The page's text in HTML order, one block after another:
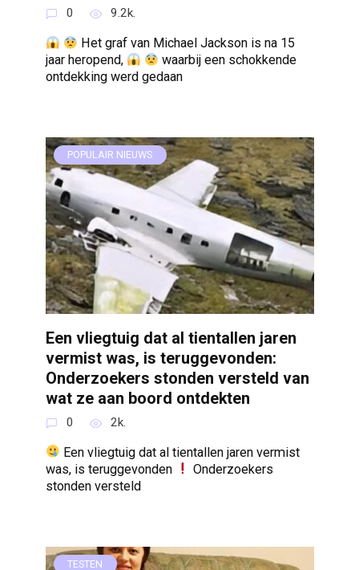
0 9.2k.
Het graf van Michael Jackson is na 15
jaar heropend,
waarbij een schokkende
ontdekking werd gedaan
POPULAIR NIEUWS
Een vliegtuig dat al tientallen jaren
vermist was, is teruggevonden:
Onderzoekers stonden versteld van
wat ze aan boord ontdekten
0 2k.
Een vliegtuig dat al tientallen jaren vermist
was, is teruggevonden
Onderzoekers
stonden versteld
TESTEN